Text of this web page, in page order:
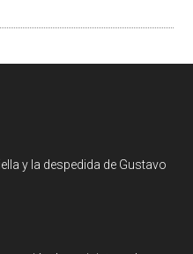
y la despedida de Gustavo